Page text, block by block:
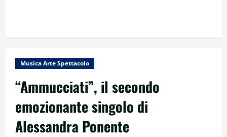
Musica Arte Spettacolo
“Ammucciati”, il secondo
emozionante singolo di
Alessandra Ponente